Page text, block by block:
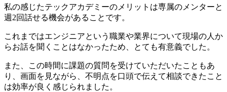
私の感じたテックアカデミーのメリットは専属のメンターと
週2回話せる機会がある ことです。
これまではエンジニアという職業や業界について現場の人か
らお話を聞くことはなかったため、とても有意義でした。
また、この時間に課題の質問を受けていただいたこともあ
り、画面を見ながら、不明点を口頭で伝えて相談できたこと
は効率が良く感じられました。